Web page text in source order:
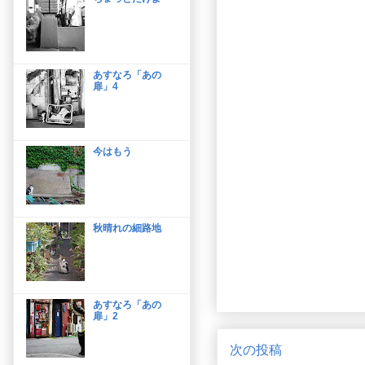
次の投稿
あすなろ「あの
扉」4
今はもう
秋晴れの細路地
あすなろ「あの
扉」2